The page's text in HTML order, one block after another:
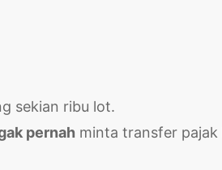
sekian ribu lot.
pernah minta transfer pajak